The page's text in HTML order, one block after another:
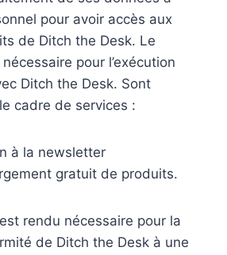
pour avoir accès aux
de Ditch the Desk. Le
pour l’exécution
Ditch the Desk. Sont
cadre de services :
à la newsletter
gratuit de produits.
rendu nécessaire pour la
de Ditch the Desk à une